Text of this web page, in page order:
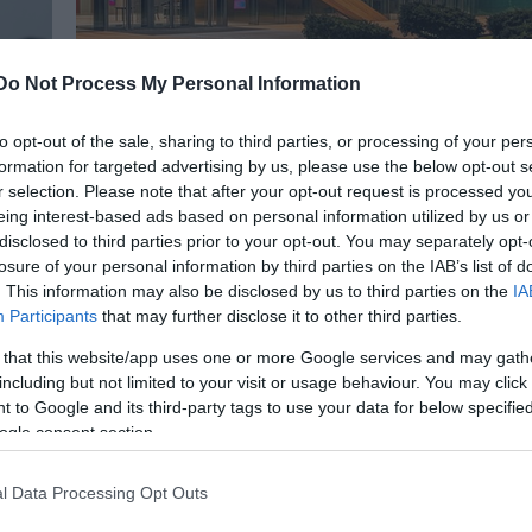
Not Process My Personal Information
opt-out of the sale, sharing to third parties, or processing of your
for targeted advertising by us, please use the below opt-out
selection. Please note that after your opt-out request is processed
interest-based ads based on personal information utilized by us
to third parties prior to your opt-out. You may separately
of your personal information by third parties on the IAB’s list of
This information may also be disclosed by us to third parties on the
Participants that may further disclose it to other third parties.
that this website/app uses one or more Google services and may
but not limited to your visit or usage behaviour. You may
to Google and its third-party tags to use your data for below
consent section.
Data Processing Opt Outs
programja
Hiányzik a kedvenc táncelőadásod? Kíváncsi vagy,
hallgatnak a táncosok és a koreográfusok? A
karanténos-koronavírusos időszakban egyre több
kreatív ötlet születik a közösségi élmény életben
tartására, ezért a Nemzeti Táncszínház is
friss zenei válogatását a Spotify-on, valamint az…